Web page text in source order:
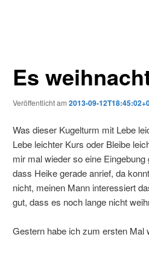
Es
Veröffentlicht am 2013-09-
Was dieser Kugelturm mit Lebe
Lebe leichter Kurs oder Bleibe
mir mal wieder so eine
dass Heike gerade anrief, da
nicht, meinen Mann interessiert
gut, dass es noch lange nicht
Gestern habe ich zum ersten Mal